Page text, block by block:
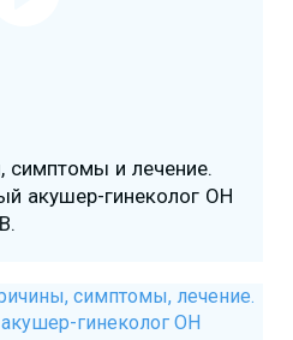
симптомы и лечение.
акушер-гинеколог ОН